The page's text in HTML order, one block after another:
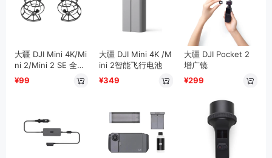
大疆 DJI Mini 4K/Mi
ni 2/Mini 2 SE 全向
桨叶保护罩
¥99
大疆 DJI Mini 4K /M
ini 2智能飞行电池
¥349
大疆 DJI Pocket 2
增广镜
¥299